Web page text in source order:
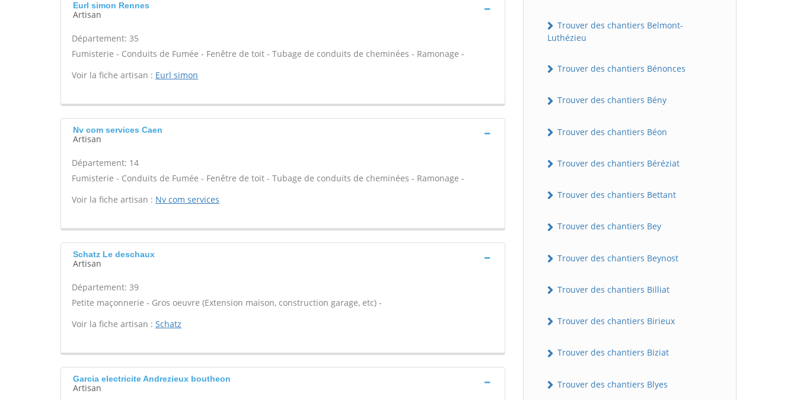
Eurl simon Rennes
Artisan
Département: 35
Fumisterie - Conduits de Fumée - Fenêtre de toit - Tubage de conduits de cheminées - Ramonage -
Voir la fiche artisan : Eurl simon
Nv com services Caen
Artisan
Département: 14
Fumisterie - Conduits de Fumée - Fenêtre de toit - Tubage de conduits de cheminées - Ramonage -
Voir la fiche artisan : Nv com services
Schatz Le deschaux
Artisan
Département: 39
Petite maçonnerie - Gros oeuvre (Extension maison, construction garage, etc) -
Voir la fiche artisan : Schatz
Garcia electricite Andrezieux boutheon
Artisan
Trouver des chantiers Belmont-
Luthézieu
Trouver des chantiers Bénonces
Trouver des chantiers Bény
Trouver des chantiers Béon
Trouver des chantiers Béréziat
Trouver des chantiers Bettant
Trouver des chantiers Bey
Trouver des chantiers Beynost
Trouver des chantiers Billiat
Trouver des chantiers Birieux
Trouver des chantiers Biziat
Trouver des chantiers Blyes